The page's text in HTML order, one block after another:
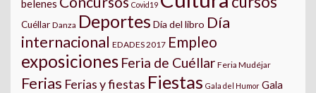
belenes
Covid19
Cuéllar Danza Deportes Día del libro Día
internacional EDADES 2017 Empleo
exposiciones Feria de Cuéllar Feria Mudéjar
Ferias Ferias y fiestas Fiestas Gala del Humor Gala